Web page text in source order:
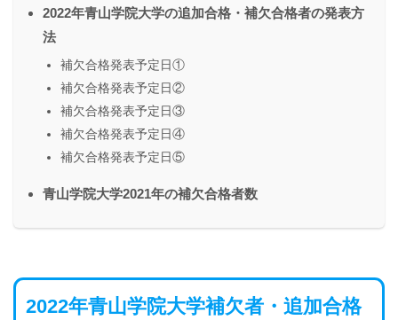
2022年青山学院大学の追加合格・補欠合格者の発表方
法
補欠合格発表予定日①
補欠合格発表予定日②
補欠合格発表予定日③
補欠合格発表予定日④
補欠合格発表予定日⑤
青山学院大学2021年の補欠合格者数
2022年青山学院大学補欠者・追加合格